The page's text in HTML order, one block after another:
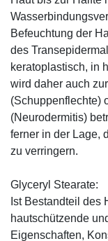
Befeuchtung der
des
keratoplastisch, in
wird daher auch
(Schuppenflechte)
(Neurodermitis)
ferner in der Lage,
zu verringern.
Glyceryl Stearate:
Ist Bestandteil des
hautschützende
Eigenschaften,